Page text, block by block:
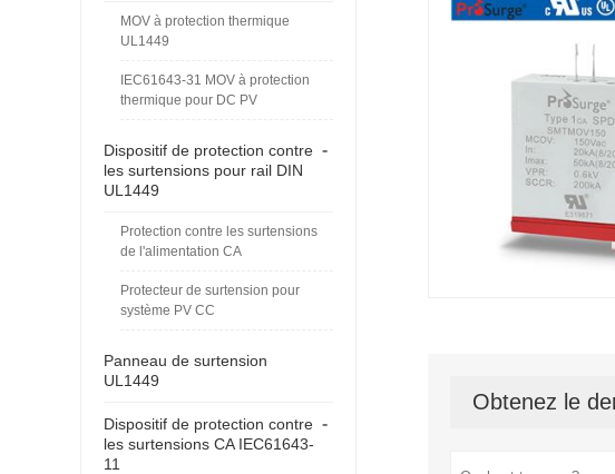
Obtenez le
MOV à protection thermique
UL1449
IEC61643-31 MOV à protection
thermique pour DC PV
-
Dispositif de protection contre
les surtensions pour rail DIN
UL1449
Protection contre les surtensions
de l'alimentation CA
Protecteur de surtension pour
système PV CC
Panneau de surtension
UL1449
-
Dispositif de protection contre
les surtensions CA IEC61643-
11